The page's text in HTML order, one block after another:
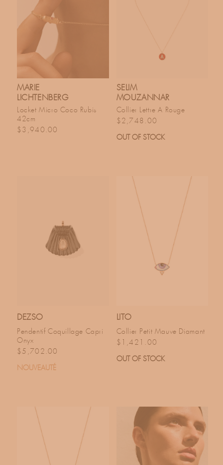
MARIE
LICHTENBERG
Locket Micro Coco Rubis
42cm
Prix habituel
$3,940.00
SELIM
MOUZANNAR
Collier Lettre A Rouge
Prix habituel
$2,748.00
OUT OF STOCK
DEZSO
Pendentif Coquillage Capri
Onyx
Prix habituel
$5,702.00
NOUVEAUTÉ
LITO
Collier Petit Mauve Diamant
Prix habituel
$1,421.00
OUT OF STOCK